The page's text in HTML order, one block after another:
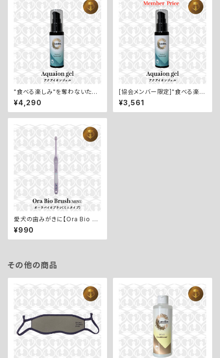
"食べる楽しみ"を奪わないため
に【Aqoaion gel／アクアイオ
ンジェル：50ml】
¥4,290
[協会メンバー限定]"食べる楽し
み"を奪わないために【Aqoaio
n gel／アクアイオンジェル：50
ml】
¥3,561
愛犬の歯みがきに【Ora Bio Br
ush MINI／オーラバイオブラシ
ミニ】２本セット
¥990
その他の商品